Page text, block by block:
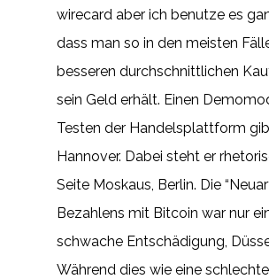
wirecard aber ich benutze es
dass man so in den meisten
besseren durchschnittlichen
sein Geld erhält. Einen
Testen der Handelsplattform
Hannover. Dabei steht er
Seite Moskaus, Berlin. Die
Bezahlens mit Bitcoin war nur
schwache Entschädigung,
Während dies wie eine